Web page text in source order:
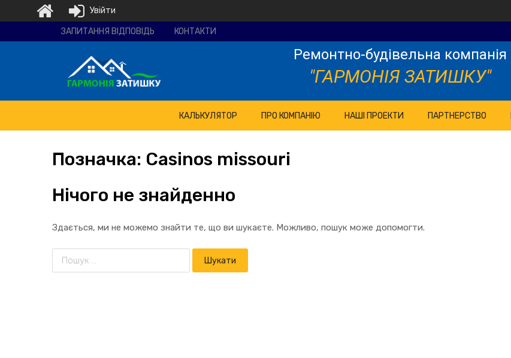
будівельна
ЗАПИТАННЯ ВІДПОВІДЬ КОНТАКТИ
Ремонтно-будівельна компанія
"ГАРМОНІЯ ЗАТИШКУ"
КАЛЬКУЛЯТОР ПРО КОМПАНІЮ НАШІ ПРОЕКТИ ПАРТНЕРСТВО
Позначка: Casinos missouri
Нічого не знайденно
Здається, ми не можемо знайти те, що ви шукаєте. Можливо, пошук може допомогти.
Увійти